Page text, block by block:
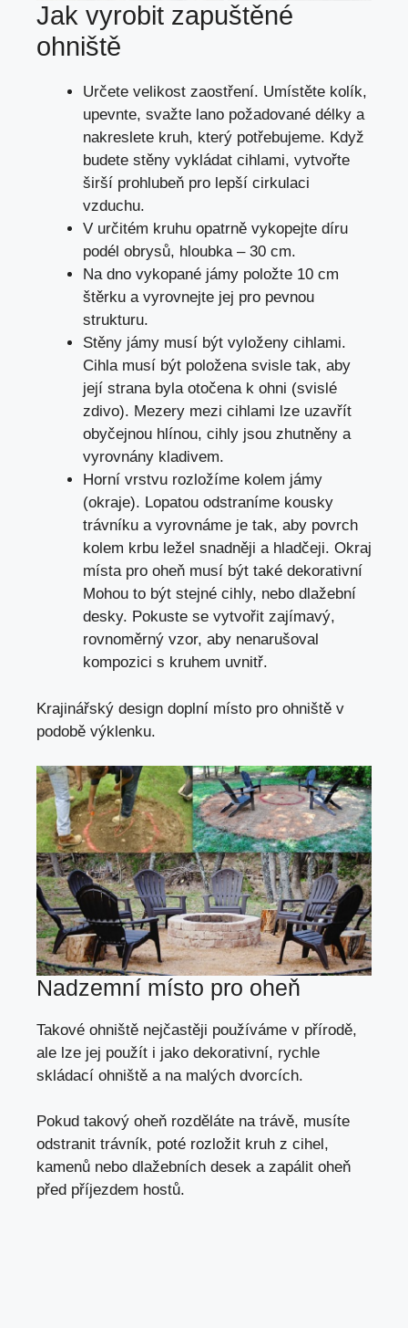
Jak vyrobit zapuštěné
ohniště
Určete velikost zaostření. Umístěte kolík,
upevnte, svažte lano požadované délky a
nakreslete kruh, který potřebujeme. Když
budete stěny vykládat cihlami, vytvořte
širší prohlubeň pro lepší cirkulaci
vzduchu.
V určitém kruhu opatrně vykopejte díru
podél obrysů, hloubka – 30 cm.
Na dno vykopané jámy položte 10 cm
štěrku a vyrovnejte jej pro pevnou
strukturu.
Stěny jámy musí být vyloženy cihlami.
Cihla musí být položena svisle tak, aby
její strana byla otočena k ohni (svislé
zdivo). Mezery mezi cihlami lze uzavřít
obyčejnou hlínou, cihly jsou zhutněny a
vyrovnány kladivem.
Horní vrstvu rozložíme kolem jámy
(okraje). Lopatou odstraníme kousky
trávníku a vyrovnáme je tak, aby povrch
kolem krbu ležel snadněji a hladčeji. Okraj
místa pro oheň musí být také dekorativní
Mohou to být stejné cihly, nebo dlažební
desky. Pokuste se vytvořit zajímavý,
rovnoměrný vzor, aby nenarušoval
kompozici s kruhem uvnitř.
Krajinářský design doplní místo pro ohniště v
podobě výklenku.
Nadzemní místo pro oheň
Takové ohniště nejčastěji používáme v přírodě,
ale lze jej použít i jako dekorativní, rychle
skládací ohniště a na malých dvorcích.
Pokud takový oheň rozděláte na trávě, musíte
odstranit trávník, poté rozložit kruh z cihel,
kamenů nebo dlažebních desek a zapálit oheň
před příjezdem hostů.